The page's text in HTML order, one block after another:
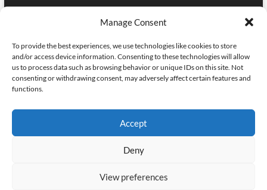
Manage Consent
To provide the best experiences, we use technologies like cookies to store
and/or access device information. Consenting to these technologies will allow
us to process data such as browsing behavior or unique IDs on this site. Not
consenting or withdrawing consent, may adversely affect certain features and
functions.
Accept
Deny
View preferences
elomagazin
home adatvédelem impresszum kapcsolat
| © copyright, all right reserved